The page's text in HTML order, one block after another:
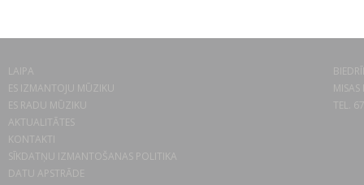
LAIPA
ES IZMANTOJU MŪZIKU
ES RADU MŪZIKU
AKTUALITĀTES
KONTAKTI
SĪKDATŅU IZMANTOŠANAS POLITIKA
DATU APSTRĀDE
TEL.